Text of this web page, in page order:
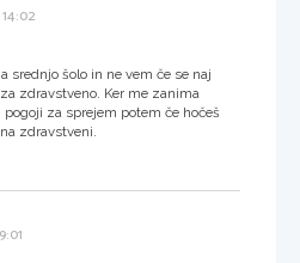
srednjo šolo in ne vem če se naj
zdravstveno. Ker me zanima
za sprejem potem če hočeš
zdravstveni.